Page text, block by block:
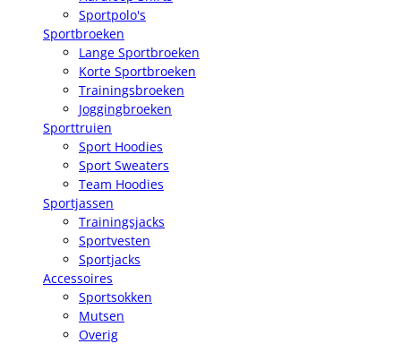
Sportpolo's
Sportbroeken
Lange Sportbroeken
Korte Sportbroeken
Trainingsbroeken
Joggingbroeken
Sporttruien
Sport Hoodies
Sport Sweaters
Team Hoodies
Sportjassen
Trainingsjacks
Sportvesten
Sportjacks
Accessoires
Sportsokken
Mutsen
Overig